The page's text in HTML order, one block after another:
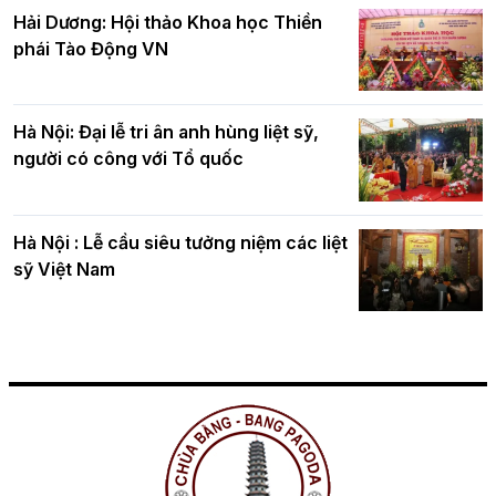
Hải Dương: Hội thảo Khoa học Thiền
phái Tào Động VN
Hà Nội: Đại lễ tri ân anh hùng liệt sỹ,
người có công với Tổ quốc
Hà Nội : Lễ cầu siêu tưởng niệm các liệt
sỹ Việt Nam